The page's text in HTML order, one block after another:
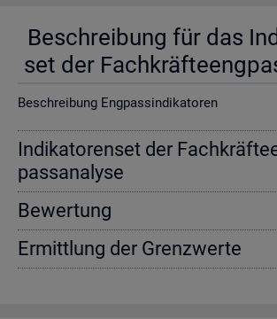
Be­schrei­bung für das
set der
Be­schrei­bung Eng­pas­sin­di­ka­to­ren
In­di­ka­to­ren­set der
pass­ana­ly­se
Be­wer­tung
Er­mitt­lung der Grenz­wer­te